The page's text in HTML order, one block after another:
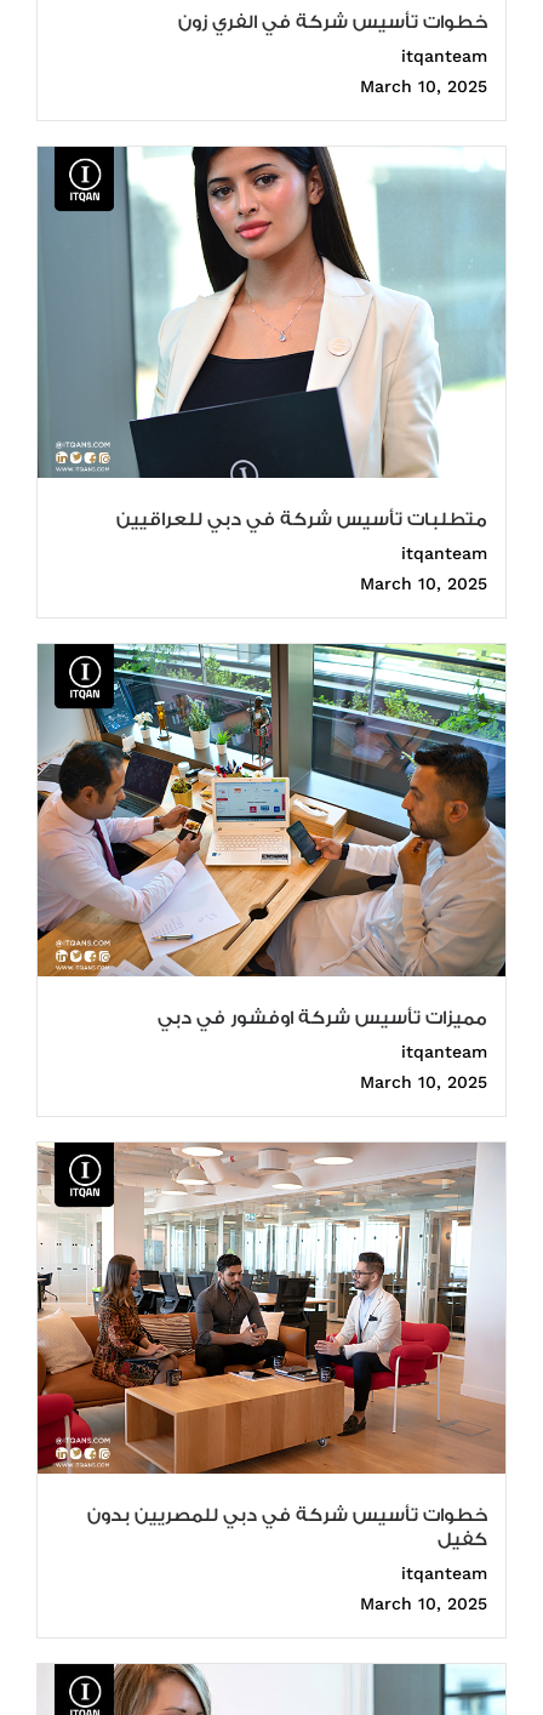
خطوات تأسيس شركة في الفري زون
itqanteam
March 10, 2025
متطلبات تأسيس شركة في دبي للعراقيين
itqanteam
March 10, 2025
مميزات تأسيس شركة اوفشور في دبي
itqanteam
March 10, 2025
خطوات تأسيس شركة في دبي للمصريين بدون
كفيل
itqanteam
March 10, 2025